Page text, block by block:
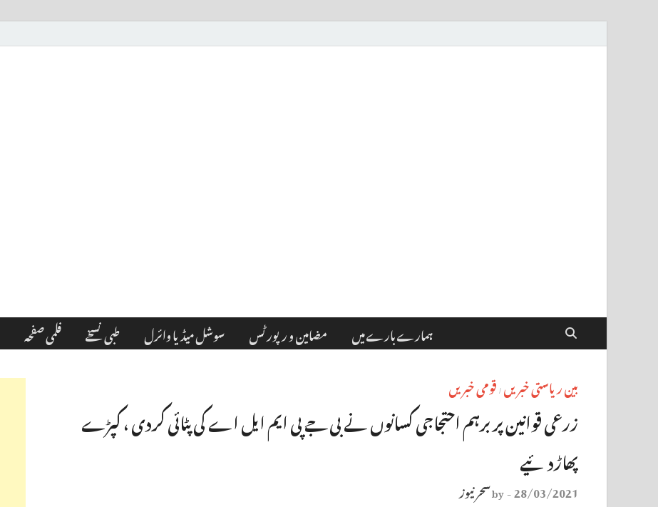
فلمی صفحہ طبی نسخے سوشل میڈیا وائرل مضامین و رپورٹس
ہمارے بارے میں
بین ریاستی خبریں / قومی خبریں
زرعی قوانین پر برہم احتجاجی کسانوں نے بی جے پی ایم ایل اے کی پٹائی کردی ، کپڑے
پھاڑدئیے
28/03/2021
-
byسحر نیوز